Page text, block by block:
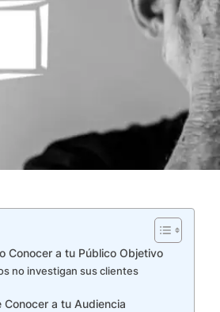
Conocer a tu Público Objetivo
no investigan sus clientes
Conocer a tu Audiencia